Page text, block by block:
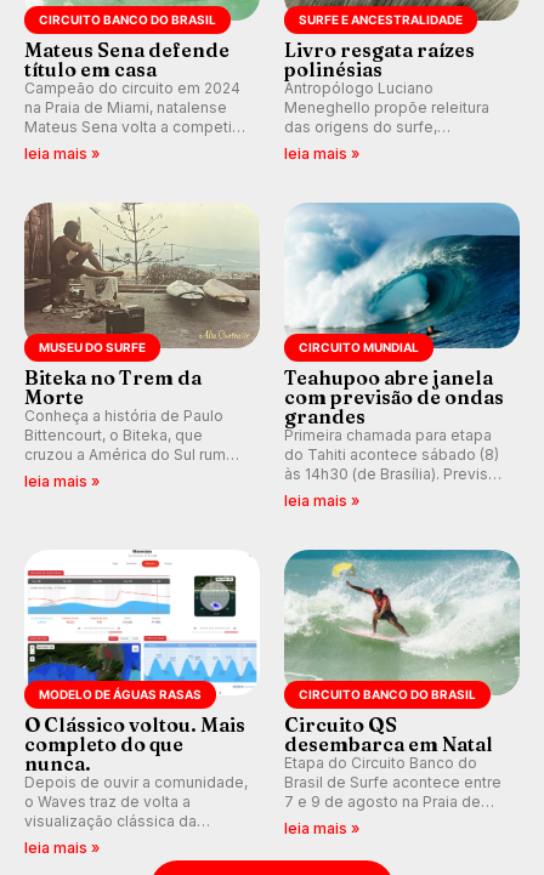
CIRCUITO BANCO DO BRASIL
Mateus Sena defende
título em casa
Campeão do circuito em 2024
na Praia de Miami, natalense
Mateus Sena volta a competir
em casa em busca de manter a
hegemonia potiguar em etapa
leia mais »
SURFE E ANCESTRALIDADE
Livro resgata raízes
polinésias
Antropólogo Luciano
Meneghello propõe releitura
das origens do surfe,
resgatando a cultura polinésia
e questionando a visão
prática em esporte e indústria.
leia mais »
MUSEU DO SURFE
Biteka no Trem da
Morte
Conheça a história de Paulo
Bittencourt, o Biteka, que
cruzou a América do Sul rumo
ao Pacífico em uma jornada
que se tornou um marco de
leia mais »
CIRCUITO MUNDIAL
Teahupoo abre janela
com previsão de ondas
grandes
Primeira chamada para etapa
do Tahiti acontece sábado (8)
às 14h30 (de Brasília). Previsão
indica swell consistente.
Medina embarca para evento e
Kelly Slater convidado.
leia mais »
MODELO DE ÁGUAS RASAS
O Clássico voltou. Mais
completo do que
nunca.
Depois de ouvir a comunidade,
o Waves traz de volta a
visualização clássica da
previsão de águas rasas,
agora integrada à nova
leia mais »
CIRCUITO BANCO DO BRASIL
Circuito QS
desembarca em Natal
Etapa do Circuito Banco do
Brasil de Surfe acontece entre
7 e 9 de agosto na Praia de
Miami (RN), em disputas
válidas pelo Qualifying Series
(QS) 4.000 e pela corrida por
leia mais »